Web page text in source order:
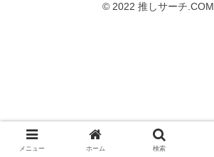
© 2022 推しサーチ.COM.
メニュー ホーム 検索